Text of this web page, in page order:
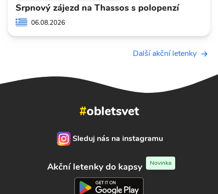
Srpnový zájezd na Thassos s polopenzí
06.08.2026
Další akční letenky
#obletsvet
Sleduj nás na instagramu
Akční letenky do kapsy Novinka